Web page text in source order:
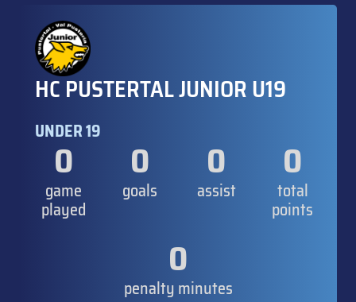
HC PUSTERTAL JUNIOR U19
UNDER 19
0
game
played
0
goals
0
assist
0
total
points
0
penalty minutes